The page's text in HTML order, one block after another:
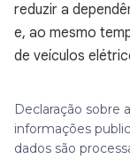
reduzir a
e, ao mesmo
de veículos
Declaração sobre
informações
dados são